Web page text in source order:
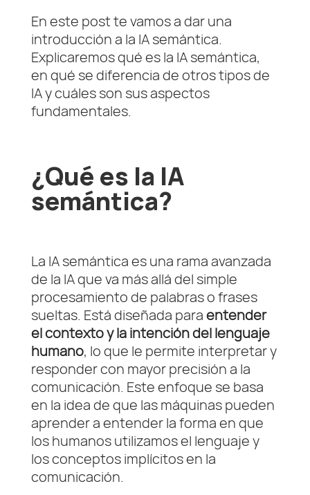
En este post te vamos a dar una
introducción a la IA semántica.
Explicaremos qué es la IA semántica,
en qué se diferencia de otros tipos de
IA y cuáles son sus aspectos
fundamentales.
¿Qué es la IA
semántica?
La IA semántica es una rama avanzada
de la IA que va más allá del simple
procesamiento de palabras o frases
sueltas. Está diseñada paraentender
el contexto y la intención del lenguaje
humano, lo que le permite interpretar y
responder con mayor precisión a la
comunicación. Este enfoque se basa
en la idea de que las máquinas pueden
aprender a entender la forma en que
los humanos utilizamos el lenguaje y
los conceptos implícitos en la
comunicación.